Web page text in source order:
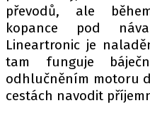
převodů, ale
kopance pod
Lineartronic je
tam funguje
odhlučněním motoru
cestách navodit